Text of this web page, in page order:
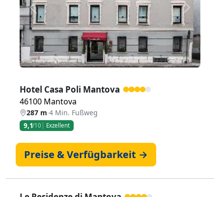
Zurück Weiter
Hotel Casa Poli Mantova
46100 Mantova
287 m·4 Min. Fußweg
9,1/10 Exzellent
Preise & Verfügbarkeit →